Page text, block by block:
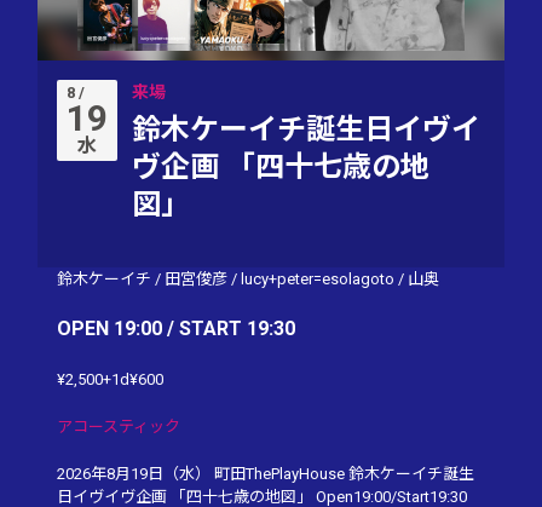
8 /
19
水
来場
鈴木ケーイチ誕生日イヴイ
ヴ企画 「四十七歳の地
図」
鈴木ケーイチ / 田宮俊彦 / lucy+peter=esolagoto / 山奥
OPEN 19:00 / START 19:30
¥2,500+1d¥600
アコースティック
2026年8月19日（水） 町田ThePlayHouse 鈴木ケーイチ誕生
日イヴイヴ企画 「四十七歳の地図」 Open19:00/Start19:30